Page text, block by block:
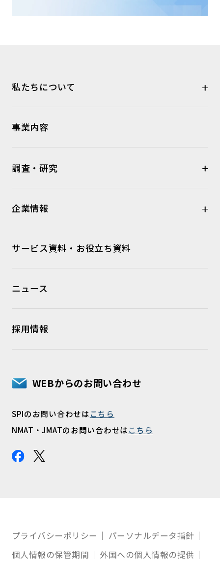
私たちについて
事業内容
調査・研究
企業情報
サービス資料・お役立ち資料
ニュース
採用情報
WEBからのお問い合わせ
SPIのお問い合わせはこちら
NMAT・JMATのお問い合わせはこちら
プライバシーポリシー
パーソナルデータ指針
個人情報の保管期間
外国への個人情報の提供